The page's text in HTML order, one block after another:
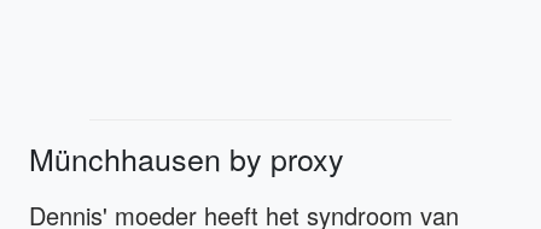
Münchhausen by proxy
Dennis' moeder heeft het syndroom van